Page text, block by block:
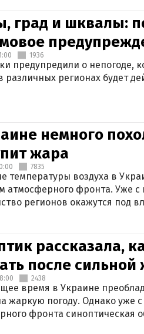
град и шквалы:
1936
предупредили о непогоде,
различных регионах будет
немного
жара
7835
температуры воздуха в
атмосферного фронта. Уже
регионов окажутся под
рассказала,
после
2438
время в Украине
жаркую погоду. Однако уже
фронта синоптическая